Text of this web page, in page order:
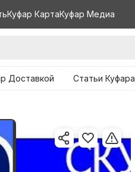
Куфар КартаКуфар Медиа
Доставкой Статьи Куфара